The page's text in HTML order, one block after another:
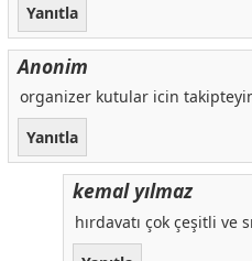
Yanıtla
Anonim
organizer kutular icin
Yanıtla
kemal yılmaz
hırdavatı çok çeşitli ve